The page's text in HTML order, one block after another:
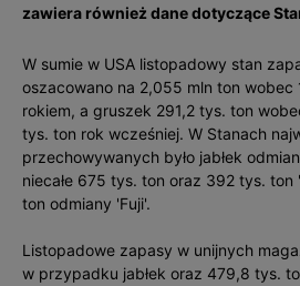
zawiera również dane dotyczące
W sumie w USA listopadowy stan
oszacowano na 2,055 mln ton wobec
rokiem, a gruszek 291,2 tys. ton
tys. ton rok wcześniej. W Stanach
przechowywanych było jabłek
niecałe 675 tys. ton oraz 392 tys. ton
ton odmiany 'Fuji'.
Listopadowe zapasy w unijnych
w przypadku jabłek oraz 479,8 tys.